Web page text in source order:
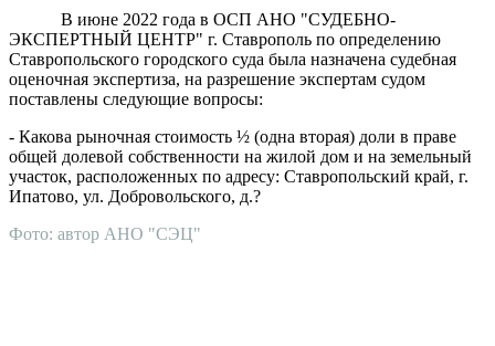
В июне 2022 года в ОСП АНО "СУДЕБНО-
ЭКСПЕРТНЫЙ ЦЕНТР" г. Ставрополь по определению
Ставропольского городского суда была назначена судебная
оценочная экспертиза, на разрешение экспертам судом
поставлены следующие вопросы:
- Какова рыночная стоимость ½ (одна вторая) доли в праве
общей долевой собственности на жилой дом и на земельный
участок, расположенных по адресу: Ставропольский край, г.
Ипатово, ул. Добровольского, д.?
Фото: автор АНО "СЭЦ"